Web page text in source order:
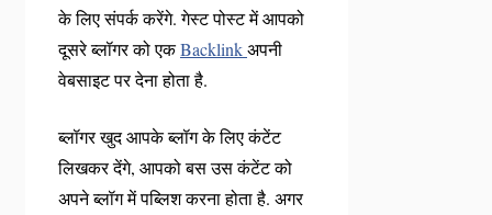
के लिए संपर्क करेंगे. गेस्ट पोस्ट में आपको
दूसरे ब्लॉगर को एकBacklinkअपनी
वेबसाइट पर देना होता है.
ब्लॉगर खुद आपके ब्लॉग के लिए कंटेंट
लिखकर देंगे, आपको बस उस कंटेंट को
अपने ब्लॉग में पब्लिश करना होता है. अगर